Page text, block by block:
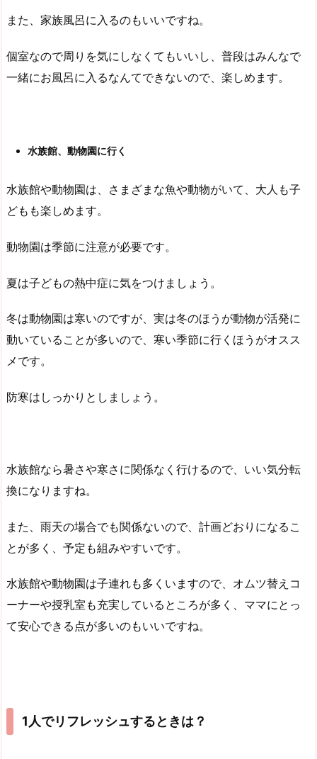
また、家族風呂に入るのもいいですね。
個室なので周りを気にしなくてもいいし、普段はみんなで
一緒にお風呂に入るなんてできないので、楽しめます。
水族館、動物園に行く
水族館や動物園は、さまざまな魚や動物がいて、大人も子
どもも楽しめます。
動物園は季節に注意が必要です。
夏は子どもの熱中症に気をつけましょう。
冬は動物園は寒いのですが、実は冬のほうが動物が活発に
動いていることが多いので、寒い季節に行くほうがオスス
メです。
防寒はしっかりとしましょう。
水族館なら暑さや寒さに関係なく行けるので、いい気分転
換になりますね。
また、雨天の場合でも関係ないので、計画どおりになるこ
とが多く、予定も組みやすいです。
水族館や動物園は子連れも多くいますので、オムツ替えコ
ーナーや授乳室も充実しているところが多く、ママにとっ
て安心できる点が多いのもいいですね。
1人でリフレッシュするときは？